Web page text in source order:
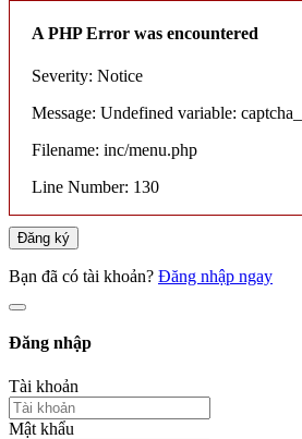
A PHP Error was encountered
Severity: Notice
Message: Undefined variable:
Filename: inc/menu.php
Line Number: 130
Đăng ký
Bạn đã có tài khoản? Đăng nhập ngay
Đăng nhập
Tài khoản
Mật khẩu